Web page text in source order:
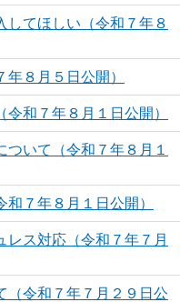
してほしい（令和７年８
８月５日公開）
和７年８月１日公開）
いて（令和７年８月１
７年８月１日公開）
レス対応（令和７年７月
（令和７年７月２９日公